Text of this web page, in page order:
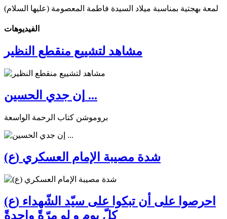
لمعة بهجتية بمناسبة ميلاد السيدة فاطمة المعصومة (عليها السلام)
الفیدیوهات
مشاهد لتشييع منقطع النظير
إن جدي الحسين ...
بروموشن كتاب الرحمة الواسعة
شدة مصيبة الإمام العسكري (ع)
احرصوا على أن تبكوا على سيّد الشّهداء (ع)
كلّ يوم و لو مرّةً واحدةً